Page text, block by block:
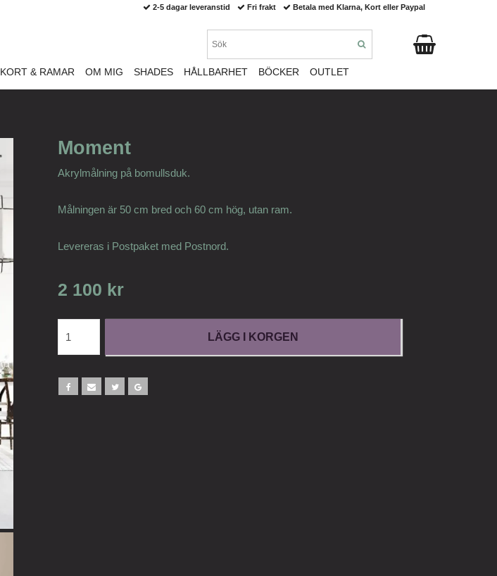
Moment
Akrylmålning på bomullsduk.
Målningen är 50 cm bred och 60 cm hög, utan ram.
Levereras i Postpaket med Postnord.
2 100 kr
LÄGG I KORGEN
2-5 dagar leveranstid Fri frakt Betala med Klarna, Kort eller Paypal
KORT & RAMAR OM MIG SHADES HÅLLBARHET BÖCKER OUTLET